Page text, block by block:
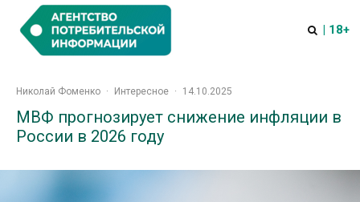
| 18+
Николай Фоменко · Интересное · 14.10.2025
МВФ прогнозирует снижение инфляции в
России в 2026 году